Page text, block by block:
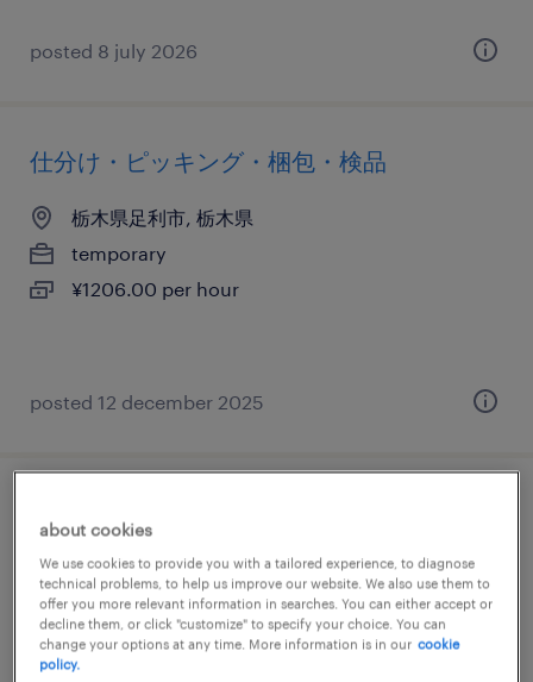
posted 8 july 2026
仕分け・ピッキング・梱包・検品
栃木県足利市, 栃木県
temporary
¥1206.00 per hour
posted 12 december 2025
栃木県大田原市, 栃木県
temporary
¥1183.00 per hour
about cookies
We use cookies to provide you with a tailored experience, to diagnose
technical problems, to help us improve our website. We also use them to
offer you more relevant information in searches. You can either accept or
decline them, or click "customize" to specify your choice. You can
change your options at any time. More information is in our cookie
policy.